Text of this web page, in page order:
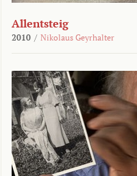
Allentsteig
2010 / Nikolaus Geyrhalter